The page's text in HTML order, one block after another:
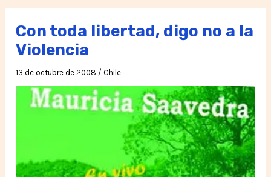
la
Vida
la
Libertad
Con toda libertad, digo no a la
Violencia
13 de octubre de 2008 / Chile